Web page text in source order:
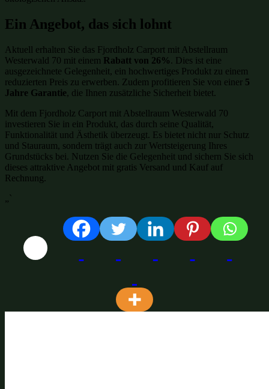
Ein Angebot, das sich lohnt
Aktuell erhalten Sie das Fjordholz Carport mit Abstellraum
Westerwald 70 mit einem Rabatt von 26%. Dies ist eine
ausgezeichnete Gelegenheit, ein hochwertiges Produkt zu einem
reduzierten Preis zu erwerben. Zudem profitieren Sie von einer 5
Jahre Garantie, die Ihnen zusätzliche Sicherheit bietet.
Mit dem Fjordholz Carport mit Abstellraum Westerwald 70
investieren Sie in ein Produkt, das durch seine Qualität,
Funktionalität und Ästhetik überzeugt. Es bietet nicht nur Schutz
und Stauraum, sondern trägt auch zur Wertsteigerung Ihres
Grundstücks bei. Nutzen Sie die Gelegenheit und sichern Sie sich
dieses attraktive Angebot mit gratis Versand und Kauf auf
Rechnung.
„`